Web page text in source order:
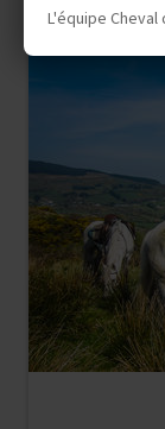
L'équipe